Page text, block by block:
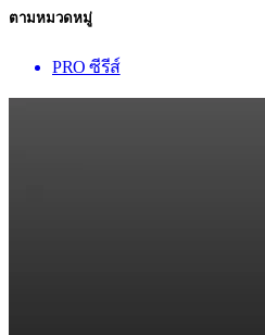
ตามหมวดหมู่
PRO ซีรีส์